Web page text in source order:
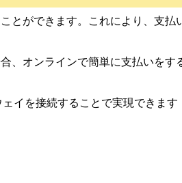
とができます。これにより、支
、オンラインで簡単に支払いを
イを接続することで実現できます